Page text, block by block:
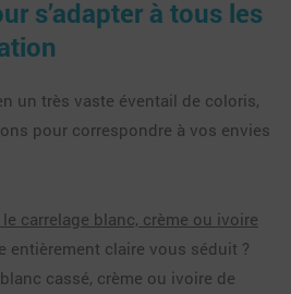
s’adapter à tous les
un très vaste éventail de coloris,
pour correspondre à vos envies
carrelage blanc, crème ou ivoire
entièrement claire vous séduit ?
cassé, crème ou ivoire de